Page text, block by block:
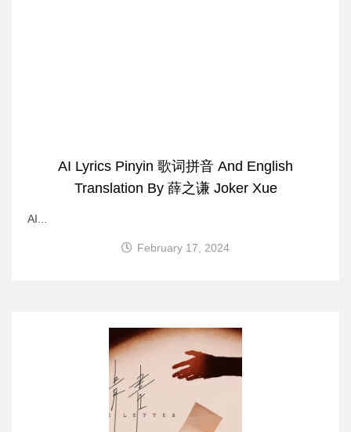
AI Lyrics Pinyin 歌词拼音 And English
Translation By 薛之谦 Joker Xue
AI...
February 17, 2024